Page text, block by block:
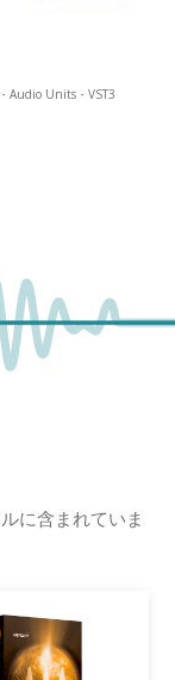
Audio Units・VST3
に含まれていま